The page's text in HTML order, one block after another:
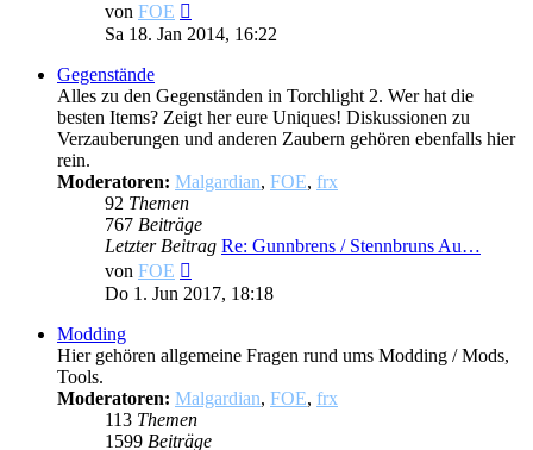
von FOE
Beitrag
Sa 18. Jan 2014, 16:22
Gegenstände
Alles zu den Gegenständen in Torchlight 2. Wer hat die
besten Items? Zeigt her eure Uniques! Diskussionen zu
Verzauberungen und anderen Zaubern gehören ebenfalls hier
rein.
Moderatoren: Malgardian, FOE, frx
92 Themen
767 Beiträge
Letzter Beitrag Re: Gunnbrens / Stennbruns Au…
von FOE
Beitrag
Do 1. Jun 2017, 18:18
Modding
Hier gehören allgemeine Fragen rund ums Modding / Mods,
Tools.
Moderatoren: Malgardian, FOE, frx
113 Themen
1599 Beiträge